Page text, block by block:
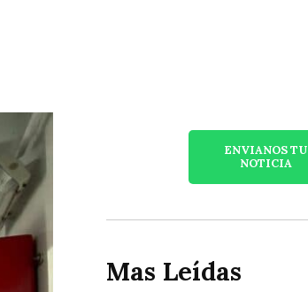
ENVIANOS TU
NOTICIA
Mas Leídas